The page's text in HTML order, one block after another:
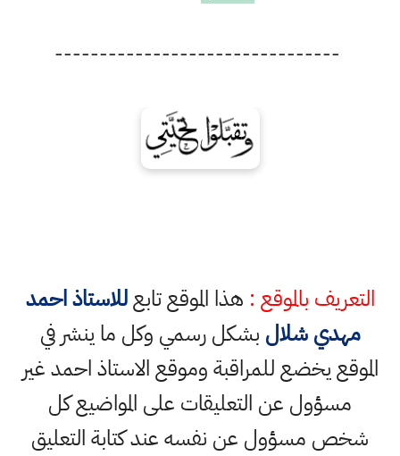
--------------------------------
التعريف بالموقع : هذا الموقع تابعللاستاذ احمد
مهدي شلال بشكل رسمي وكل ما ينشر في
الموقع يخضع للمراقبة وموقع الاستاذ احمد غير
مسؤول عن التعليقات على المواضيع كل
شخص مسؤول عن نفسه عند كتابة التعليق